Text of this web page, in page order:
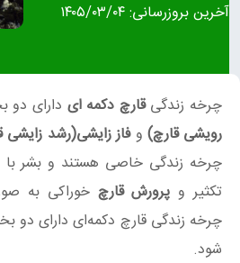
آخرین بروزرسانی:۱۴۰۵/۰۳/۰۴
چرخه زندگیقارچ دکمه‌ ای دارای
رویشی قارچ) وفاز زایشی(رشد زایشی
چرخه زندگی خاصی هستند و بشر با
تکثیر و پرورش قارچ خوراکی به
چرخه زندگی قارچ دکمه‌ای دارای دو
شود.